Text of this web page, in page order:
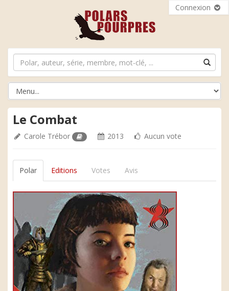
Connexion
Le Combat
Carole Trébor 2013 Aucun vote
Polar Editions Votes Avis